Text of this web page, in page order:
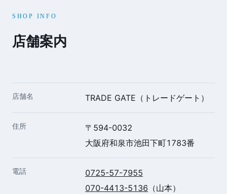
SHOP INFO
店舗案内
店舗名 TRADE GATE（トレードゲート）
住所
〒594-0032
大阪府和泉市池田下町1783番
電話
0725-57-7955
070-4413-5136 （山本）